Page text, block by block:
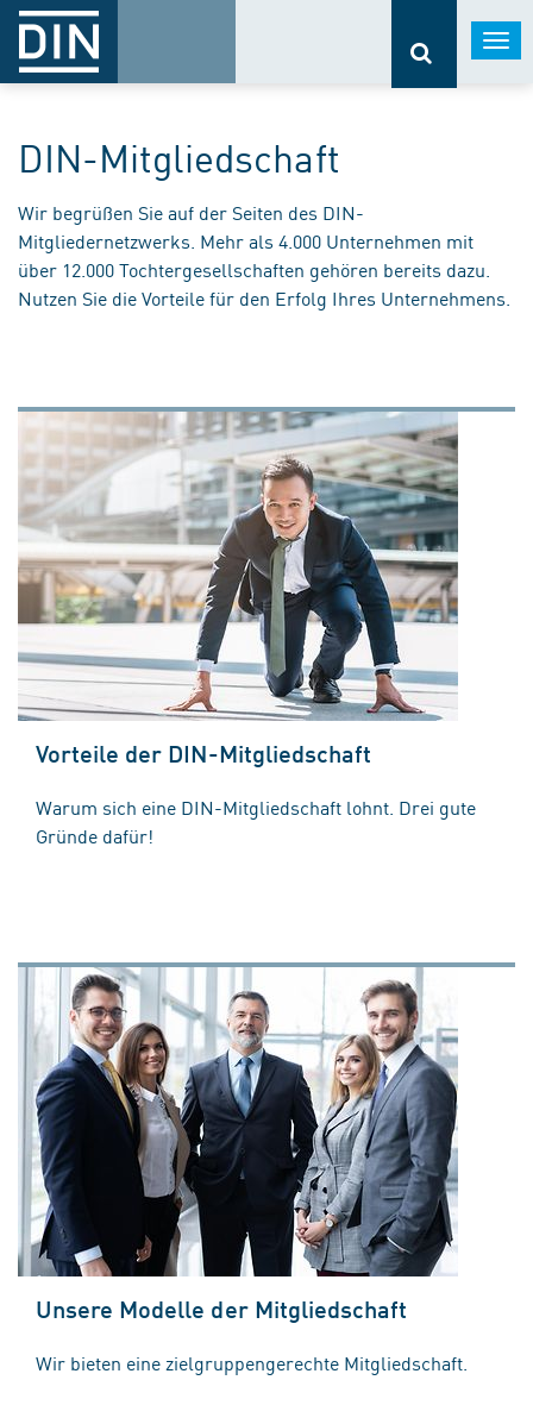
DIN-Mitgliedschaft
Wir begrüßen Sie auf der Seiten des DIN-
Mitgliedernetzwerks. Mehr als 4.000 Unternehmen mit
über 12.000 Tochtergesellschaften gehören bereits dazu.
Nutzen Sie die Vorteile für den Erfolg Ihres Unternehmens.
Vorteile der DIN-Mitgliedschaft
Warum sich eine DIN-Mitgliedschaft lohnt. Drei gute
Gründe dafür!
Unsere Modelle der Mitgliedschaft
Wir bieten eine zielgruppengerechte Mitgliedschaft.